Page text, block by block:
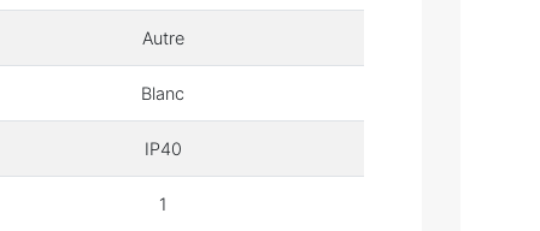
Autre
Blanc
IP40
1